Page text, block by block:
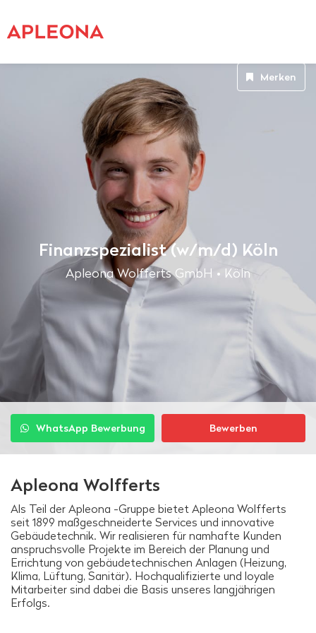
Finanzspezialist (w/m/d) Köln
Apleona Wolfferts GmbH • Köln
Merken
WhatsApp Bewerbung Bewerben
Apleona Wolfferts
Als Teil der Apleona -Gruppe bietet Apleona Wolfferts
seit 1899 maßgeschneiderte Services und innovative
Gebäudetechnik. Wir realisieren für namhafte Kunden
anspruchsvolle Projekte im Bereich der Planung und
Errichtung von gebäudetechnischen Anlagen (Heizung,
Klima, Lüftung, Sanitär). Hochqualifizierte und loyale
Mitarbeiter sind dabei die Basis unseres langjährigen
Erfolgs.